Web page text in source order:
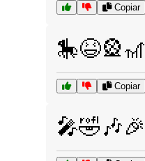
Copiar
🎠😆🎡🎢
Copiar
🎤🤣🎶🎉